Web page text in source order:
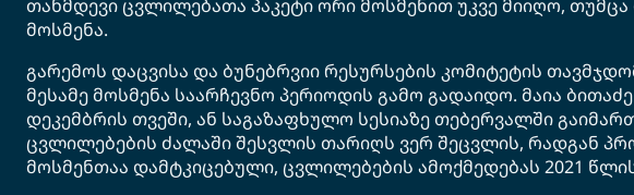
თანმდევი ცვლილებათა პაკეტი ორი მოსმენით უკვე მიიღო,
მოსმენა.
გარემოს დაცვისა და ბუნებრვიი რესურსების კომიტეტის
მესამე მოსმენა საარჩევნო პერიოდის გამო გადაიდო. მაია
დეკემბრის თვეში, ან საგაზაფხულო სესიაზე თებერვალში
ცვლილებების ძალაში შესვლის თარიღს ვერ შეცვლის, რადგან
მოსმენთაა დამტკიცებული, ცვლილებების ამოქმედებას 2021